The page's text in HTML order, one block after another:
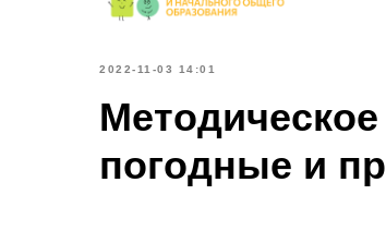
2022-11-03 14:01
погодные и